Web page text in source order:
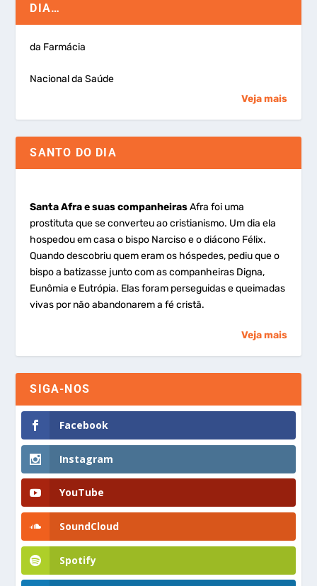
DIA…
da Farmácia
Nacional da Saúde
Veja mais
SANTO DO DIA
Santa Afra e suas companheirasAfra foi uma
prostituta que se converteu ao cristianismo. Um dia ela
hospedou em casa o bispo Narciso e o diácono Félix.
Quando descobriu quem eram os hóspedes, pediu que o
bispo a batizasse junto com as companheiras Digna,
Eunômia e Eutrópia. Elas foram perseguidas e queimadas
vivas por não abandonarem a fé cristã.
Veja mais
SIGA-NOS
Facebook
Instagram
YouTube
SoundCloud
Spotify